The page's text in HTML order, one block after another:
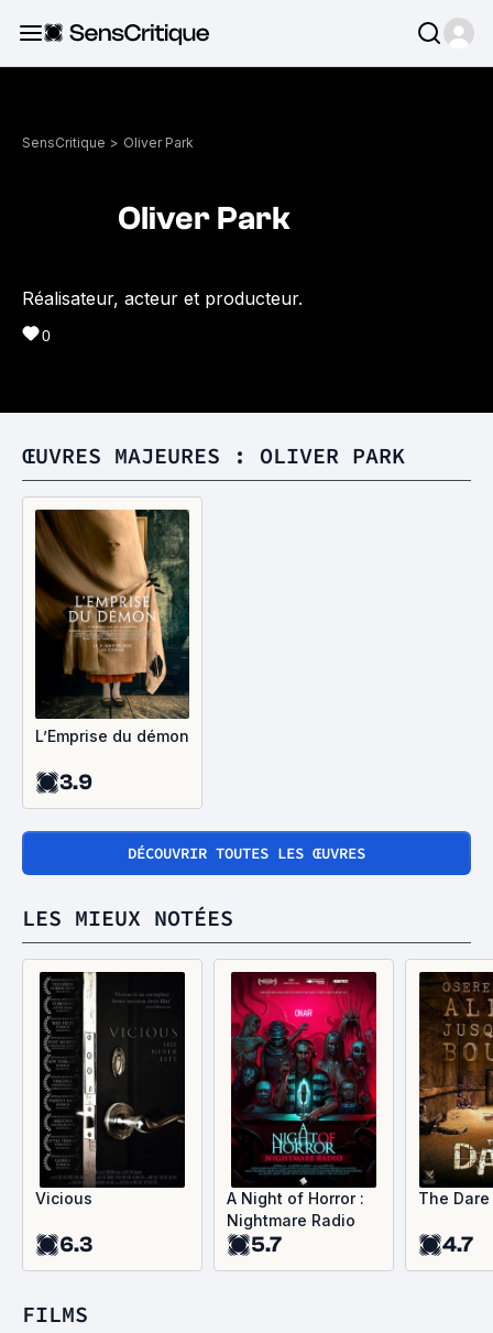
SensCritique > Oliver Park
Oliver Park
Réalisateur, acteur et producteur.
0
ŒUVRES MAJEURES : OLIVER PARK
L’Emprise du démon
3.9
DÉCOUVRIR TOUTES LES ŒUVRES
LES MIEUX NOTÉES
Vicious
6.3
A Night of Horror :
Nightmare Radio
5.7
The Dare
4.7
FILMS